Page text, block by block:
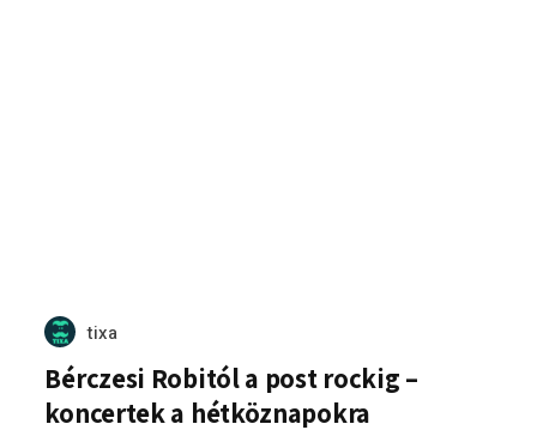
tixa
Bérczesi Robitól a post rockig –
koncertek a hétköznapokra